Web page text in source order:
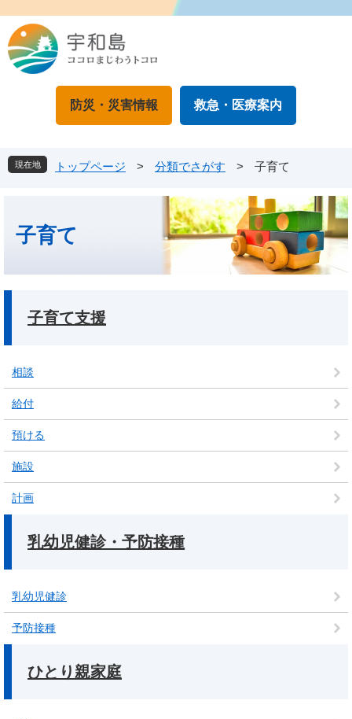
ジ
の
ュ
ー
本
文
防災・災害情報 救急・医療案内
現在地 トップページ > 分類でさがす > 子育て
子育て
子育て支援
相談
給付
預ける
施設
計画
乳幼児健診・予防接種
乳幼児健診
予防接種
ひとり親家庭